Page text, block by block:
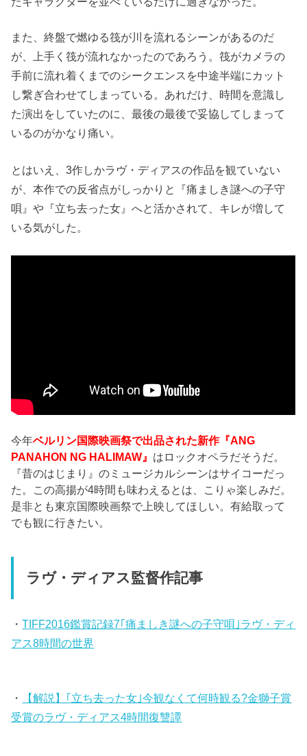
また、終盤で燃ゆる筏が川を流れるシーンがあるのだ
が、上手く筏が流れなかったのであろう。筏がカメラの
手前に流れ着くまでのシークエンスを中途半端にカット
し繋ぎ合わせてしまっている。あれだけ、時間を意識し
た演出をしていたのに、最後の最後で妥協してしまって
いるのがかなり痛い。
とはいえ、3作しかラヴ・ディアスの作品を観ていない
が、本作での反省点がしっかりと『痛ましき謎への子守
唄』や『立ち去った女』へと活かされて、キレが増して
いる気がした。
今年ベルリン国際映画祭で出品された新作『ANG
PANAHON NG HALIMAW』 はロックオペラだそうだ。
『昔のはじまり』のミュージカルシーンはサイコーだっ
た。この高揚が4時間も味わえるとは、こりゃ楽しみだ。
是非とも東京国際映画祭で上映してほしい。有給取って
でも観に行きたい。
ラヴ・ディアス監督作記事
・TIFF2016鑑賞記録7｢痛ましき謎への子守唄｣ラヴ・ディ
アス8時間の世界
・
【解説】｢立ち去った女｣今観なくて何時観る?金獅子賞
受賞のラヴ・ディアス4時間復讐譚